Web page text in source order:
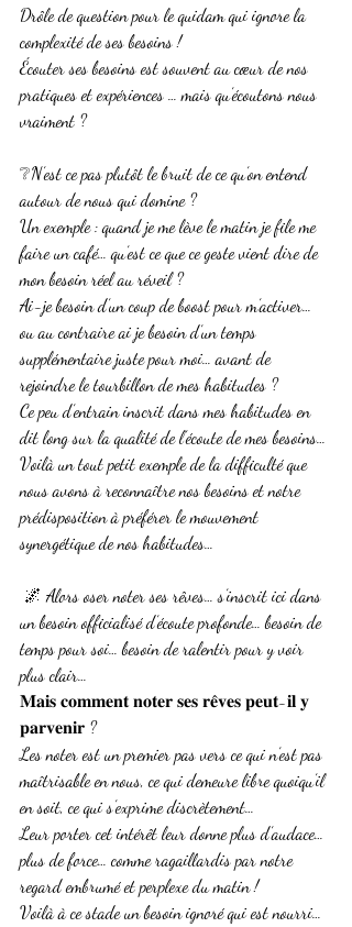
Drôle de question pour le quidam qui ignore la
complexité de ses besoins !
Écouter ses besoins est souvent au cœur de nos
pratiques et expériences … mais qu’écoutons nous
vraiment ?
❔N’est ce pas plutôt le bruit de ce qu’on entend
autour de nous qui domine ?
Un exemple : quand je me lève le matin je file me
faire un café… qu’est ce que ce geste vient dire de
mon besoin réel au réveil ?
Ai-je besoin d’un coup de boost pour m’activer…
ou au contraire ai je besoin d’un temps
supplémentaire juste pour moi… avant de
rejoindre le tourbillon de mes habitudes ?
Ce peu d’entrain inscrit dans mes habitudes en
dit long sur la qualité de l’écoute de mes besoins…
Voilà un tout petit exemple de la difficulté que
nous avons à reconnaître nos besoins et notre
prédisposition à préférer le mouvement
synergétique de nos habitudes…
🌌 Alors oser noter ses rêves… s’inscrit ici dans
un besoin officialisé d’écoute profonde… besoin de
temps pour soi… besoin de ralentir pour y voir
plus clair…
𝐌𝐚𝐢𝐬 𝐜𝐨𝐦𝐦𝐞𝐧𝐭 𝐧𝐨𝐭𝐞𝐫 𝐬𝐞𝐬 𝐫𝐞̂𝐯𝐞𝐬 𝐩𝐞𝐮𝐭-𝐢𝐥 𝐲
𝐩𝐚𝐫𝐯𝐞𝐧𝐢𝐫 ?
Les noter est un premier pas vers ce qui n’est pas
maîtrisable en nous, ce qui demeure libre quoiqu’il
en soit, ce qui s’exprime discrètement…
Leur porter cet intérêt leur donne plus d’audace…
plus de force… comme ragaillardis par notre
regard embrumé et perplexe du matin !
Voilà à ce stade un besoin ignoré qui est nourri…